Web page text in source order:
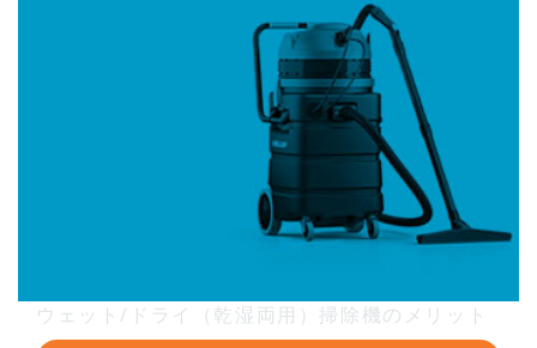
ウェット/ドライ（乾湿両用）掃除機のメリット